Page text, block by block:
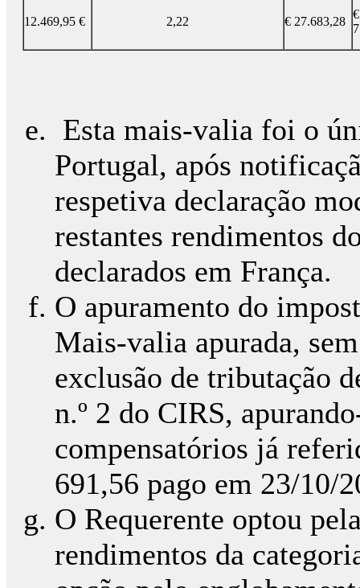
12.469,95 € 2,22 € 27.683,28
€
Esta mais-valia foi o
Portugal, após
respetiva declaração
restantes rendimentos
declarados em França.
O apuramento do
Mais-valia apurada,
exclusão de tributação
n.º 2 do CIRS,
compensatórios já
691,56 pago em 23/10/
O Requerente optou
rendimentos da